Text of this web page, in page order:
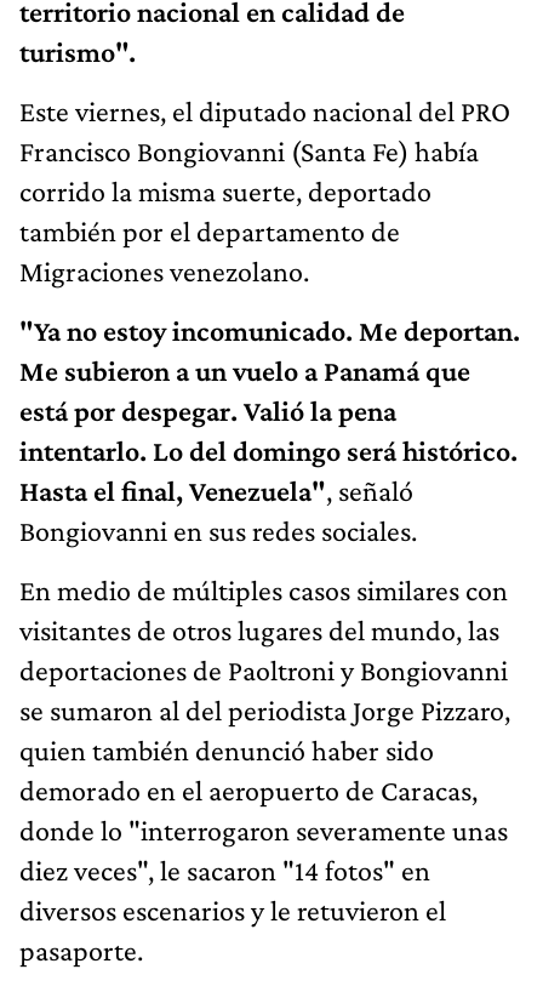
territorio nacional en calidad de
turismo".
Este viernes, el diputado nacional del PRO
Francisco Bongiovanni (Santa Fe) había
corrido la misma suerte, deportado
también por el departamento de
Migraciones venezolano.
"Ya no estoy incomunicado. Me deportan.
Me subieron a un vuelo a Panamá que
está por despegar. Valió la pena
intentarlo. Lo del domingo será histórico.
Hasta el final, Venezuela", señaló
Bongiovanni en sus redes sociales.
En medio de múltiples casos similares con
visitantes de otros lugares del mundo, las
deportaciones de Paoltroni y Bongiovanni
se sumaron al del periodista Jorge Pizzaro,
quien también denunció haber sido
demorado en el aeropuerto de Caracas,
donde lo "interrogaron severamente unas
diez veces", le sacaron "14 fotos" en
diversos escenarios y le retuvieron el
pasaporte.